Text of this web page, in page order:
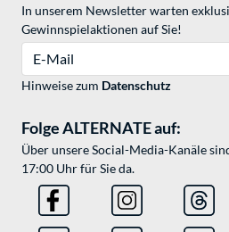
In unserem Newsletter warten
Gewinnspielaktionen auf Sie!
Hinweise zum Datenschutz
Folge ALTERNATE auf:
Über unsere Social-Media-Kanäle
17:00 Uhr für Sie da.